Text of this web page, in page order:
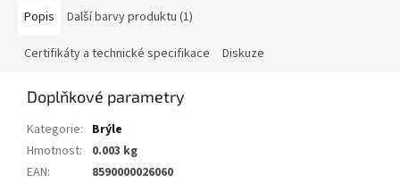
Popis Další barvy produktu (1)
Certifikáty a technické specifikace Diskuze
Doplňkové parametry
Kategorie: Brýle
Hmotnost:
0.003 kg
EAN:
8590000026060